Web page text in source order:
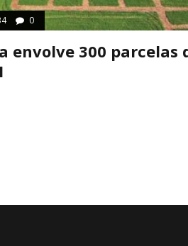
0
envolve 300 parcelas